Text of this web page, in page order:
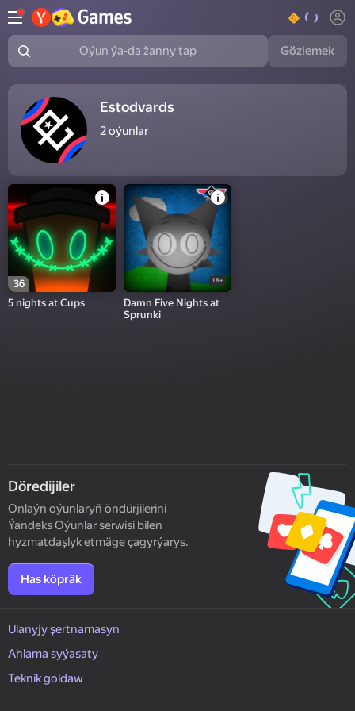
Oýun ýa-da žanny tap Gözlemek
Estodvards
2oýunlar
36
5 nights at Cups
18+
Damn Five Nights at
Sprunki
Döredijiler
Onlaýn oýunlaryň öndürjilerini
Ýandeks Oýunlar serwisi bilen
hyzmatdaşlyk etmäge çagyrýarys.
Has köpräk
Ulanyjy şertnamasyn
Ahlama syýasaty
Teknik goldaw